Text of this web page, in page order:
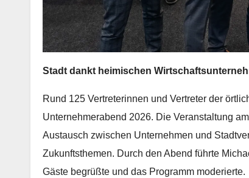
Stadt dankt heimischen
Rund 125 Vertreterinnen und Vertreter der
Unternehmerabend 2026. Die Veranstaltung
Austausch zwischen Unternehmen und
Zukunftsthemen. Durch den Abend führte
Gäste begrüßte und das Programm moderierte.